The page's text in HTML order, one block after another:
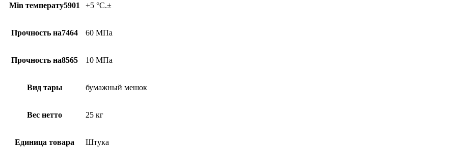
Min температу5901 +5 °C.±
Прочность на7464 60 МПа
Прочность на8565 10 МПа
Вид тары бумажный мешок
Вес нетто 25 кг
Единица товара Штука